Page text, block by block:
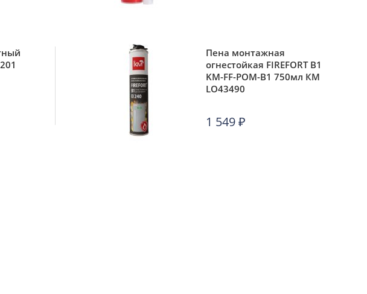
Пена монтажная
огнестойкая FIREFORT B1
KM-FF-POM-B1 750мл КМ
LO43490
1 549₽